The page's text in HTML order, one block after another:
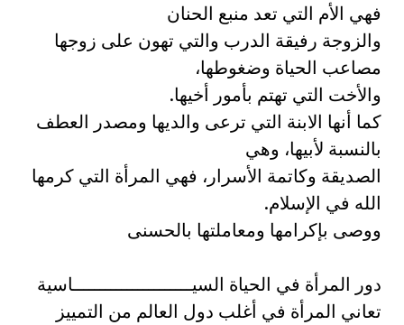
فهي الأم التي تعد منبع الحنان
والزوجة رفيقة الدرب والتي تهون على زوجها
مصاعب الحياة وضغوطها،
والأخت التي تهتم بأمور أخيها.
كما أنها الابنة التي ترعى والديها ومصدر العطف
بالنسبة لأبيها، وهي
الصديقة وكاتمة الأسرار، فهي المرأة التي كرمها
الله في الإسلام.
ووصى بإكرامها ومعاملتها بالحسنى
دور المرأة في الحياة السيــــــــــــــــــــــاسية
تعاني المرأة في أغلب دول العالم من التمييز